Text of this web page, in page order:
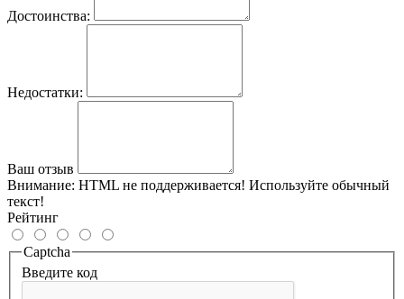
Достоинства:
Недостатки:
Ваш отзыв
Внимание: HTML не поддерживается! Используйте обычный
текст!
Рейтинг
Captcha
Введите код